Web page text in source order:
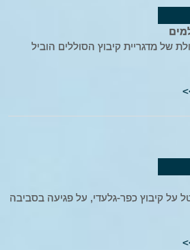
של מדגריית קיבוץ הסוללים הוביל
ש"ח הוטל על קיבוץ כפר-גלעדי, על פגיעה בסביבה